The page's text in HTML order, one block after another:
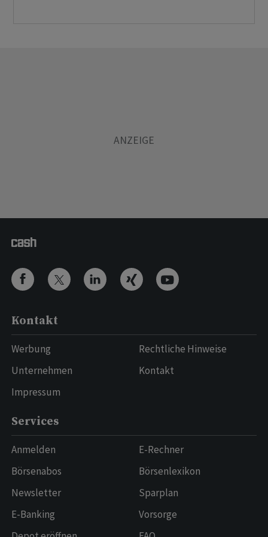
Kontakt
Werbung
Unternehmen
Impressum
Rechtliche Hinweise
Kontakt
Services
Anmelden
Börsenabos
Newsletter
E-Banking
E-Rechner
Börsenlexikon
Sparplan
Vorsorge